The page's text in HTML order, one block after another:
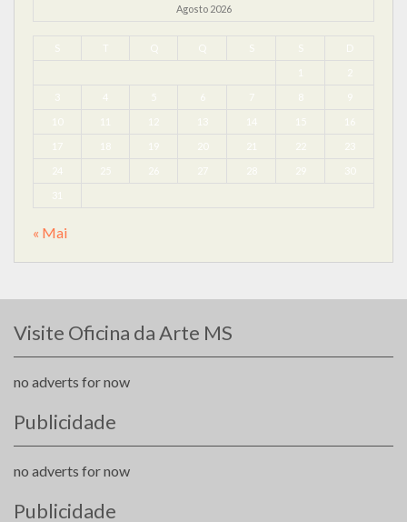
Agosto 2026
S T Q Q S S D
1
3 4 5 6 7 8 9
10 11 12 13 14 15 16
17 18 19 20 21 23
24 25 26 27 28 29 30
31
« Mai
Visite Oficina da Arte MS
no adverts for now
Publicidade
no adverts for now
Publicidade